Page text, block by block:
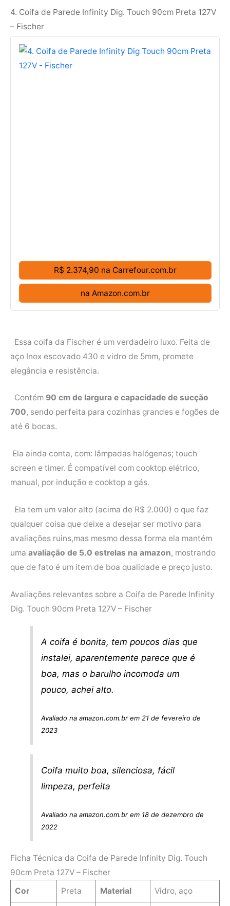
4. Coifa de Parede Infinity Dig. Touch 90cm Preta 127V
– Fischer
R$ 2.374,90 na Carrefour.com.br
na Amazon.com.br
Essa coifa da Fischer é um verdadeiro luxo. Feita de
aço Inox escovado 430 e vidro de 5mm, promete
elegância e resistência.
Contém 90 cm de largura e capacidade de sucção
700, sendo perfeita para cozinhas grandes e fogões de
até 6 bocas.
Ela ainda conta, com: lâmpadas halógenas; touch
screen e timer. É compatível com cooktop elétrico,
manual, por indução e cooktop a gás.
Ela tem um valor alto (acima de R$ 2.000) o que faz
qualquer coisa que deixe a desejar ser motivo para
avaliações ruins,mas mesmo dessa forma ela mantém
uma avaliação de 5.0 estrelas na amazon, mostrando
que de fato é um item de boa qualidade e preço justo.
Avaliações relevantes sobre a Coifa de Parede Infinity
Dig. Touch 90cm Preta 127V – Fischer
A coifa é bonita, tem poucos dias que
instalei, aparentemente parece que é
boa, mas o barulho incomoda um
pouco, achei alto.
Avaliado na amazon.com.br em 21 de fevereiro de
2023
Coifa muito boa, silenciosa, fácil
limpeza, perfeita
Avaliado na amazon.com.br em 18 de dezembro de
2022
Ficha Técnica da Coifa de Parede Infinity Dig. Touch
90cm Preta 127V – Fischer
Cor
Preta Material Vidro, aço